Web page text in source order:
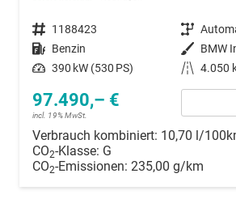
Fahrzeugnummer 1188423 Getriebe
Kraftstoff Benzin Außenfarbe
Leistung 390 kW (530 PS) Kilometerstand 4.050
97.490,– €
incl. 19% MwSt.
Verbrauch kombiniert: 10,70 l/
CO2-Klasse: G
CO2-Emissionen: 235,00 g/km